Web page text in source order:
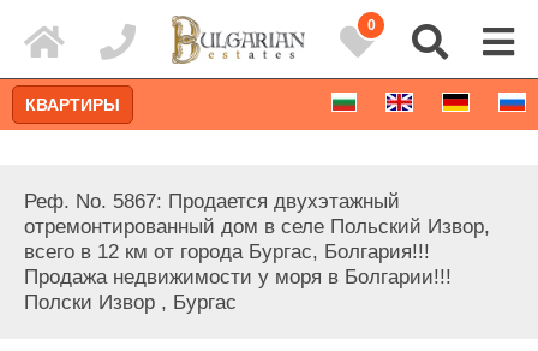
0
КВАРТИРЫ
Реф. No. 5867: Продается двухэтажный
отремонтированный дом в селе Польский Извор,
всего в 12 км от города Бургас, Болгария!!!
Продажа недвижимости у моря в Болгарии!!!
Полски Извор , Бургас